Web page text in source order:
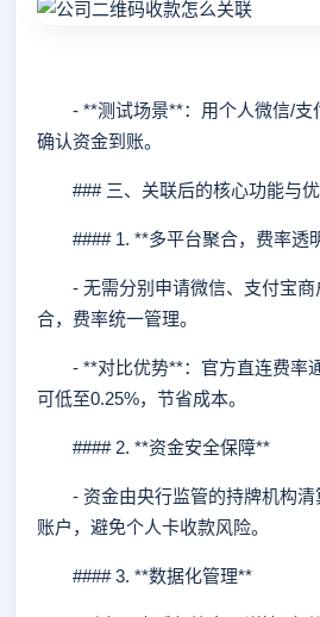
- **测试场景**：用个人微信/支
确认资金到账。
### 三、关联后的核心功能与
#### 1. **多平台聚合，费率透
- 无需分别申请微信、支付宝商
合，费率统一管理。
- **对比优势**：官方直连费率
可低至0.25%，节省成本。
#### 2. **资金安全保障**
- 资金由央行监管的持牌机构清
账户，避免个人卡收款风险。
#### 3. **数据化管理**